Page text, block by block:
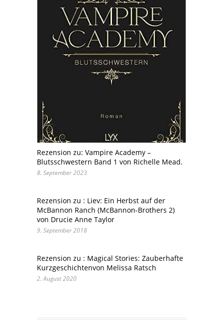
Rezension zu: Vampire Academy –
Blutsschwestern Band 1 von Richelle Mead.
8. September 2023
Rezension zu : Liev: Ein Herbst auf der
McBannon Ranch (McBannon-Brothers 2)
von Drucie Anne Taylor
9. September 2018
Rezension zu : Magical Stories: Zauberhafte
Kurzgeschichtenvon Melissa Ratsch
2. August 2020